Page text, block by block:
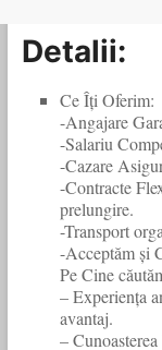
Detalii:
Ce Îți Oferim:
-Angajare
-Salariu
-Cazare
-Contracte
prelungire.
-Transport
-Acceptăm și
Pe Cine
– Experiența
avantaj.
–